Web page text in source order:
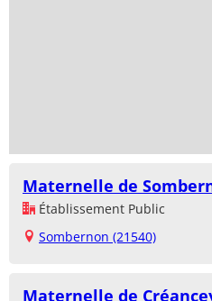
Maternelle de
Établissement Public
Sombernon (21540)
Maternelle de